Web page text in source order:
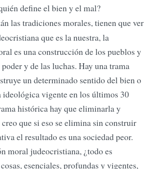
define el bien y el mal?
las tradiciones morales, tienen que ver
que es la nuestra, la
es una construcción de los pueblos y
y de las luchas. Hay una trama
un determinado sentido del bien o
ideológica vigente en los últimos 30
histórica hay que eliminarla y
que si eso se elimina sin construir
el resultado es una sociedad peor.
moral judeocristiana, ¿todo es
esenciales, profundas y vigentes,